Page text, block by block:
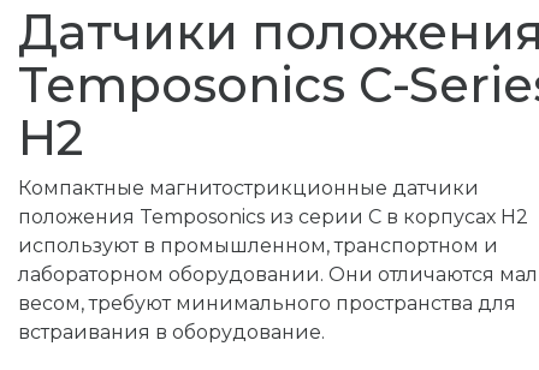
Датчики
Temposonics C-
H2
Компактные магнитострикционные датчики
положения Temposonics из серии C в корпусах H2
используют в промышленном, транспортном и
лабораторном оборудовании. Они отличаются
весом, требуют минимального пространства для
встраивания в оборудование.